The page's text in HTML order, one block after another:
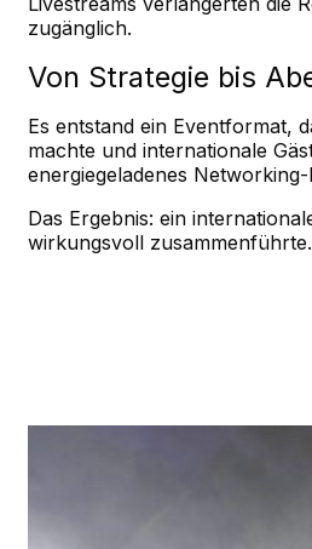
zugänglich.
Von Strategie bis
Es entstand ein Eventformat,
machte und internationale
energiegeladenes
Das Ergebnis: ein
wirkungsvoll zusammenführte.